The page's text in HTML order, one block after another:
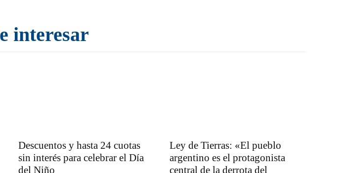
interesar
Descuentos y hasta 24 cuotas
sin interés para celebrar el Día
del Niño
Ley de Tierras: «El pueblo
argentino es el protagonista
central de la derrota del